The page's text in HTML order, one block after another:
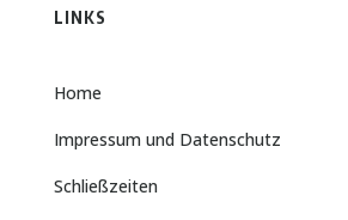
LINKS
Home
Impressum und Datenschutz
Schließzeiten